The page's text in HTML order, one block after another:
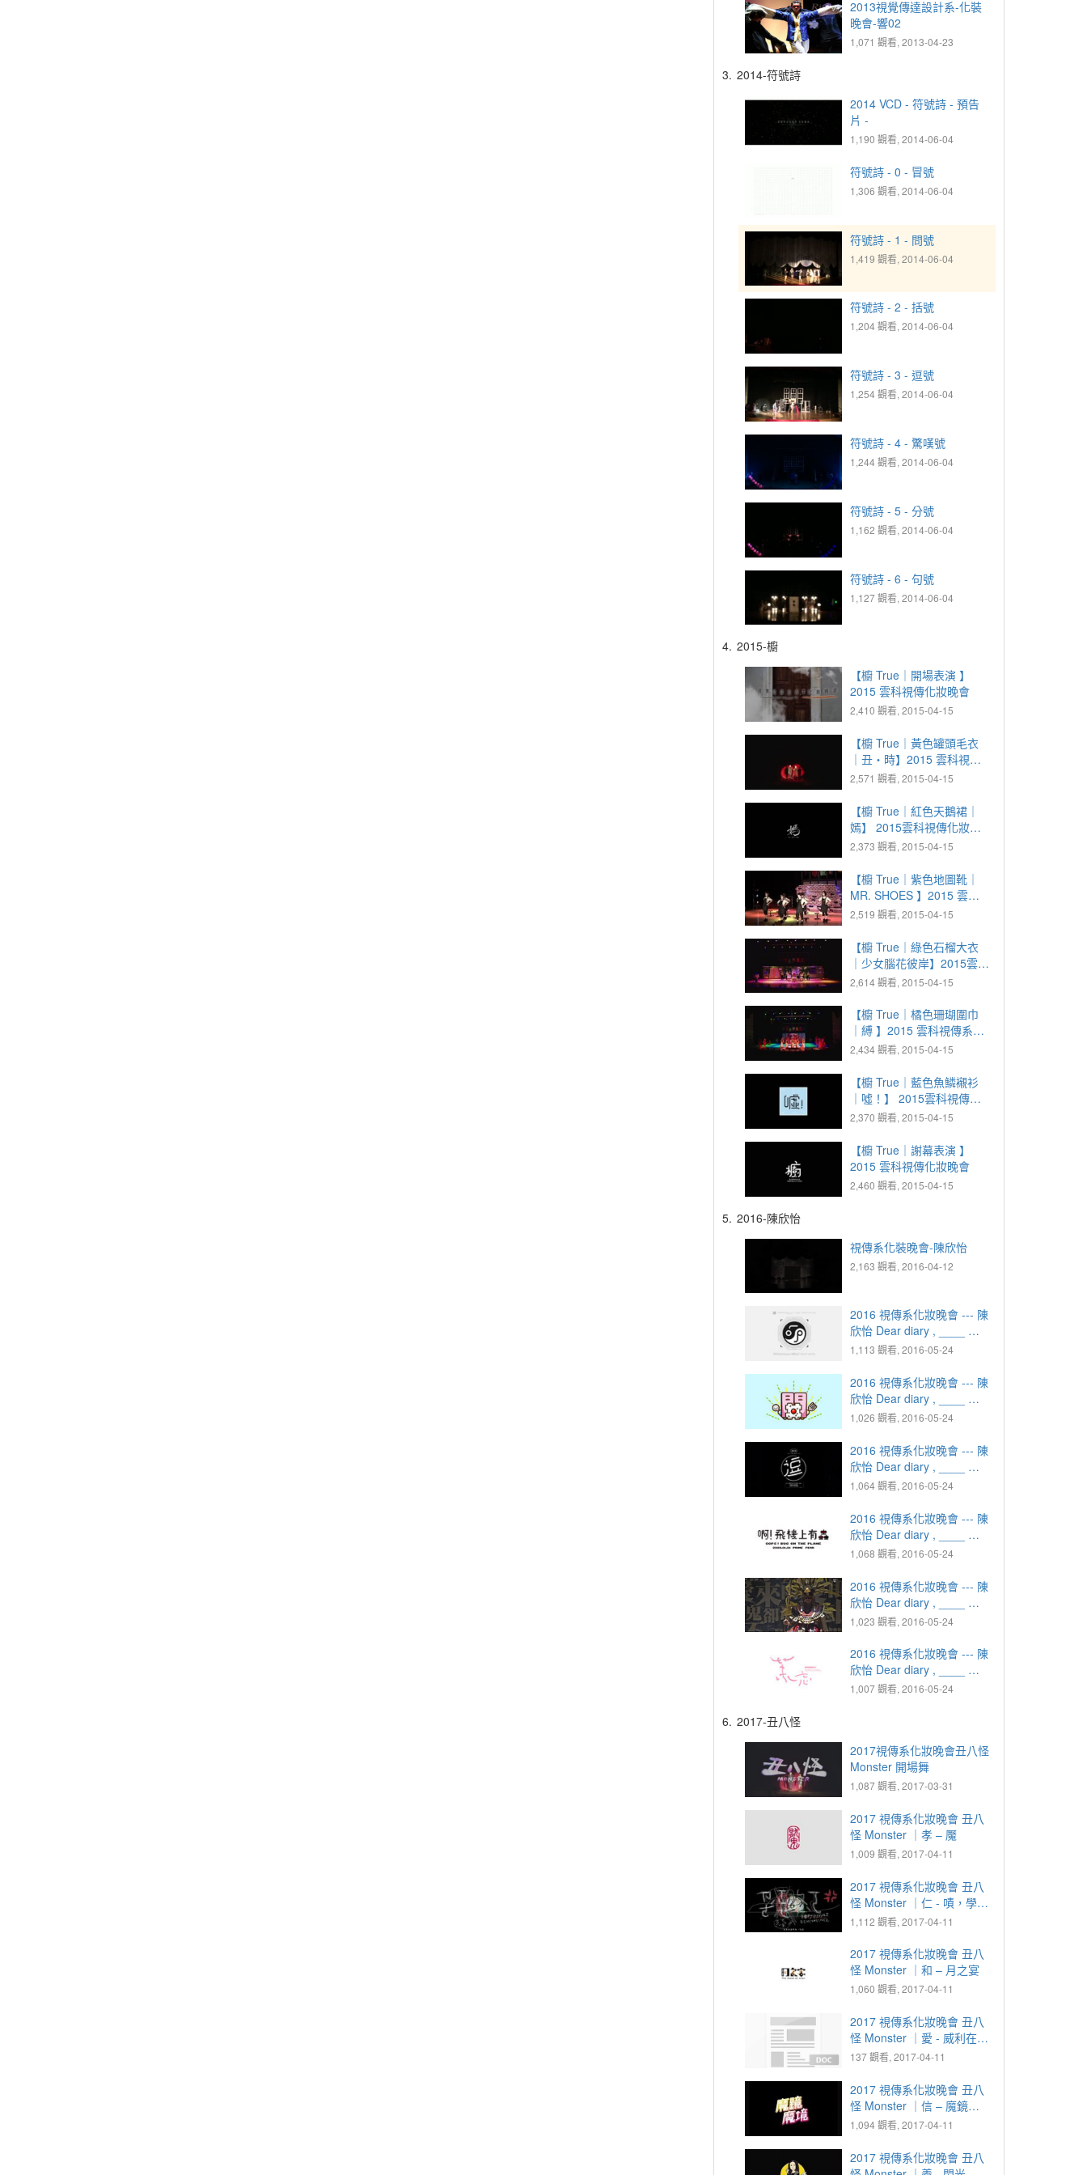
2013視覺傳達設計系-化裝
晚會-響02
1,071 觀看, 2013-04-23
3. 2014-符號詩
2014 VCD - 符號詩 - 預告
片 -
1,190 觀看, 2014-06-04
符號詩 - 0 - 冒號
1,306 觀看, 2014-06-04
符號詩 - 1 - 問號
1,419 觀看, 2014-06-04
符號詩 - 2 - 括號
1,204 觀看, 2014-06-04
符號詩 - 3 - 逗號
1,254 觀看, 2014-06-04
符號詩 - 4 - 驚嘆號
1,244 觀看, 2014-06-04
符號詩 - 5 - 分號
1,162 觀看, 2014-06-04
符號詩 - 6 - 句號
1,127 觀看, 2014-06-04
4. 2015-櫥
【櫥 True｜開場表演 】
2015 雲科視傳化妝晚會
2,410 觀看, 2015-04-15
【櫥 True｜黃色罐頭毛衣
｜丑‧時】2015 雲科視傳
系化妝晚會
2,571 觀看, 2015-04-15
【櫥 True｜紅色天鵝裙｜
嫣】 2015雲科視傳化妝晚
會
2,373 觀看, 2015-04-15
【櫥 True｜紫色地圖靴｜
MR. SHOES 】2015 雲科
視傳化妝晚會
2,519 觀看, 2015-04-15
【櫥 True｜綠色石榴大衣
｜少女腦花彼岸】2015雲科
視傳化妝晚會
2,614 觀看, 2015-04-15
【櫥 True｜橘色珊瑚圍巾
｜縛 】2015 雲科視傳系化
妝晚會
2,434 觀看, 2015-04-15
【櫥 True｜藍色魚鱗襯衫
｜噓！】 2015雲科視傳化
妝晚會
2,370 觀看, 2015-04-15
【櫥 True｜謝幕表演 】
2015 雲科視傳化妝晚會
2,460 觀看, 2015-04-15
5. 2016-陳欣怡
視傳系化裝晚會-陳欣怡
2,163 觀看, 2016-04-12
2016 視傳系化妝晚會 --- 陳
欣怡 Dear diary , ____ ｜
1925.10.07 疑惑 - MEAN
1,113 觀看, 2016-05-24
2016 視傳系化妝晚會 --- 陳
欣怡 Dear diary , ____ ｜
1949.02.29 憤怒 - 開丼
1,026 觀看, 2016-05-24
2016 視傳系化妝晚會 --- 陳
欣怡 Dear diary , ____ ｜
1973.08.31 感動 - 逗
1,064 觀看, 2016-05-24
2016 視傳系化妝晚會 --- 陳
欣怡 Dear diary , ____ ｜
2000.01.01 恐懼 - 啊！飛
1,068 觀看, 2016-05-24
2016 視傳系化妝晚會 --- 陳
欣怡 Dear diary , ____ ｜
2012.12.21 傻眼 - 某紀某
1,023 觀看, 2016-05-24
2016 視傳系化妝晚會 --- 陳
欣怡 Dear diary , ____ ｜
2036.04.03 雀躍 - 茉忘
1,007 觀看, 2016-05-24
6. 2017-丑八怪
2017視傳系化妝晚會丑八怪
Monster 開場舞
1,087 觀看, 2017-03-31
2017 視傳系化妝晚會 丑八
怪 Monster ｜孝 – 魘
1,009 觀看, 2017-04-11
2017 視傳系化妝晚會 丑八
怪 Monster ｜仁 - 嘖，學屁
喔。
1,112 觀看, 2017-04-11
2017 視傳系化妝晚會 丑八
怪 Monster ｜和 – 月之宴
1,060 觀看, 2017-04-11
2017 視傳系化妝晚會 丑八
怪 Monster ｜愛 - 威利在哪
裡？
137 觀看, 2017-04-11
2017 視傳系化妝晚會 丑八
怪 Monster ｜信 – 魔鏡魔
境
1,094 觀看, 2017-04-11
2017 視傳系化妝晚會 丑八